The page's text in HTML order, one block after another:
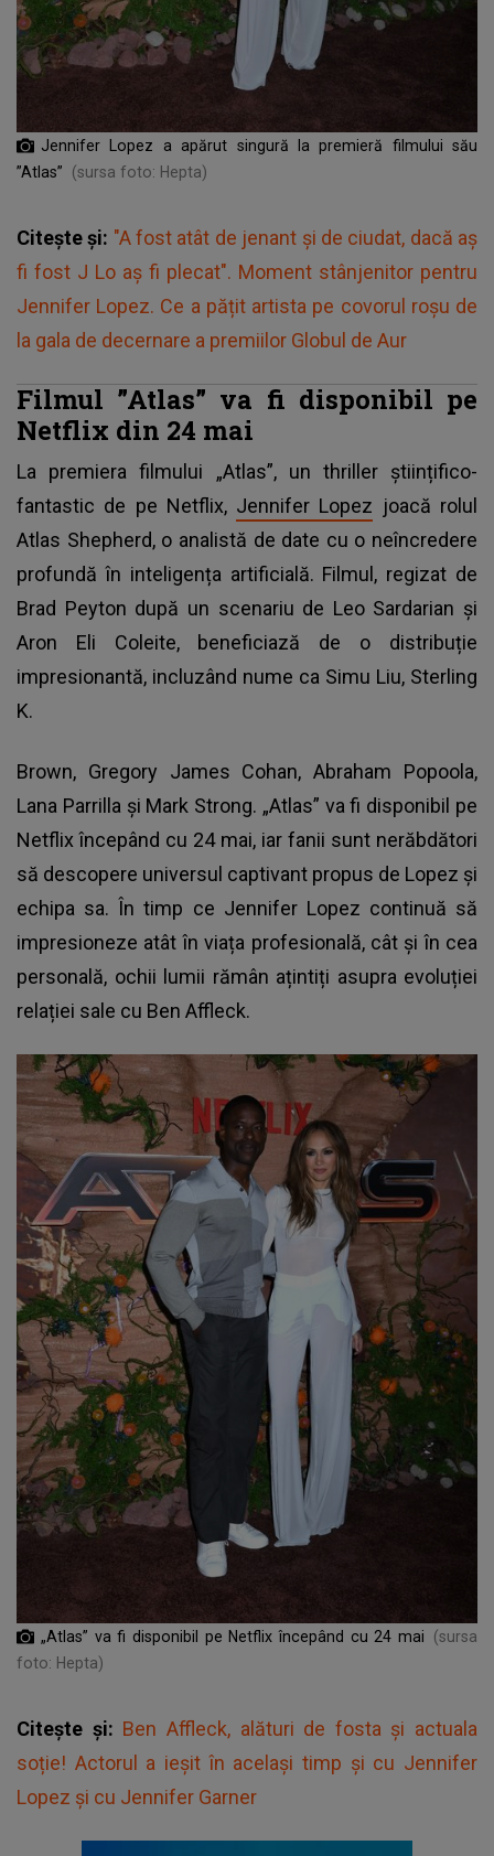
Jennifer Lopez a apărut singură la premieră filmului său
”Atlas”
(sursa foto: Hepta)
Citește și: "A fost atât de jenant și de ciudat, dacă aș
fi fost J Lo aș fi plecat". Moment stânjenitor pentru
Jennifer Lopez. Ce a pățit artista pe covorul roșu de
la gala de decernare a premiilor Globul de Aur
Filmul ”Atlas” va fi disponibil pe
Netflix din 24 mai
La premiera filmului „Atlas”, un thriller științifico-
fantastic de pe Netflix, Jennifer Lopez joacă rolul
Atlas Shepherd, o analistă de date cu o neîncredere
profundă în inteligența artificială. Filmul, regizat de
Brad Peyton după un scenariu de Leo Sardarian și
Aron Eli Coleite, beneficiază de o distribuție
impresionantă, incluzând nume ca Simu Liu, Sterling
K.
Brown, Gregory James Cohan, Abraham Popoola,
Lana Parrilla și Mark Strong. „Atlas” va fi disponibil pe
Netflix începând cu 24 mai, iar fanii sunt nerăbdători
să descopere universul captivant propus de Lopez și
echipa sa. În timp ce Jennifer Lopez continuă să
impresioneze atât în viața profesională, cât și în cea
personală, ochii lumii rămân ațintiți asupra evoluției
relației sale cu Ben Affleck.
„Atlas” va fi disponibil pe Netflix începând cu 24 mai
(sursa
foto: Hepta)
Citește și: Ben Affleck, alături de fosta și actuala
soție! Actorul a ieșit în același timp și cu Jennifer
Lopez și cu Jennifer Garner